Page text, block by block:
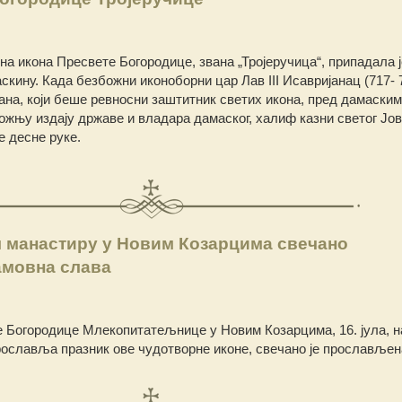
икона Пресвете Богородице, звана „Тројеручица“, припадала
Када безбожни иконоборни цар Лав III Исавријанац (717-
који беше ревносни заштитник светих икона, пред дамаским
издају државе и владара дамаског, халиф казни светог
десне руке.
у Новим Козарцима свечано
слава
Богородице Млекопитатељнице у Новим Козарцима, 16. јула,
празник ове чудотворне иконе, свечано је